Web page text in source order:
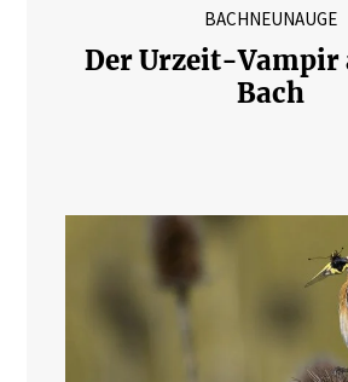
BACHNEUNAUGE
Der Urzeit-Vampir
Bach